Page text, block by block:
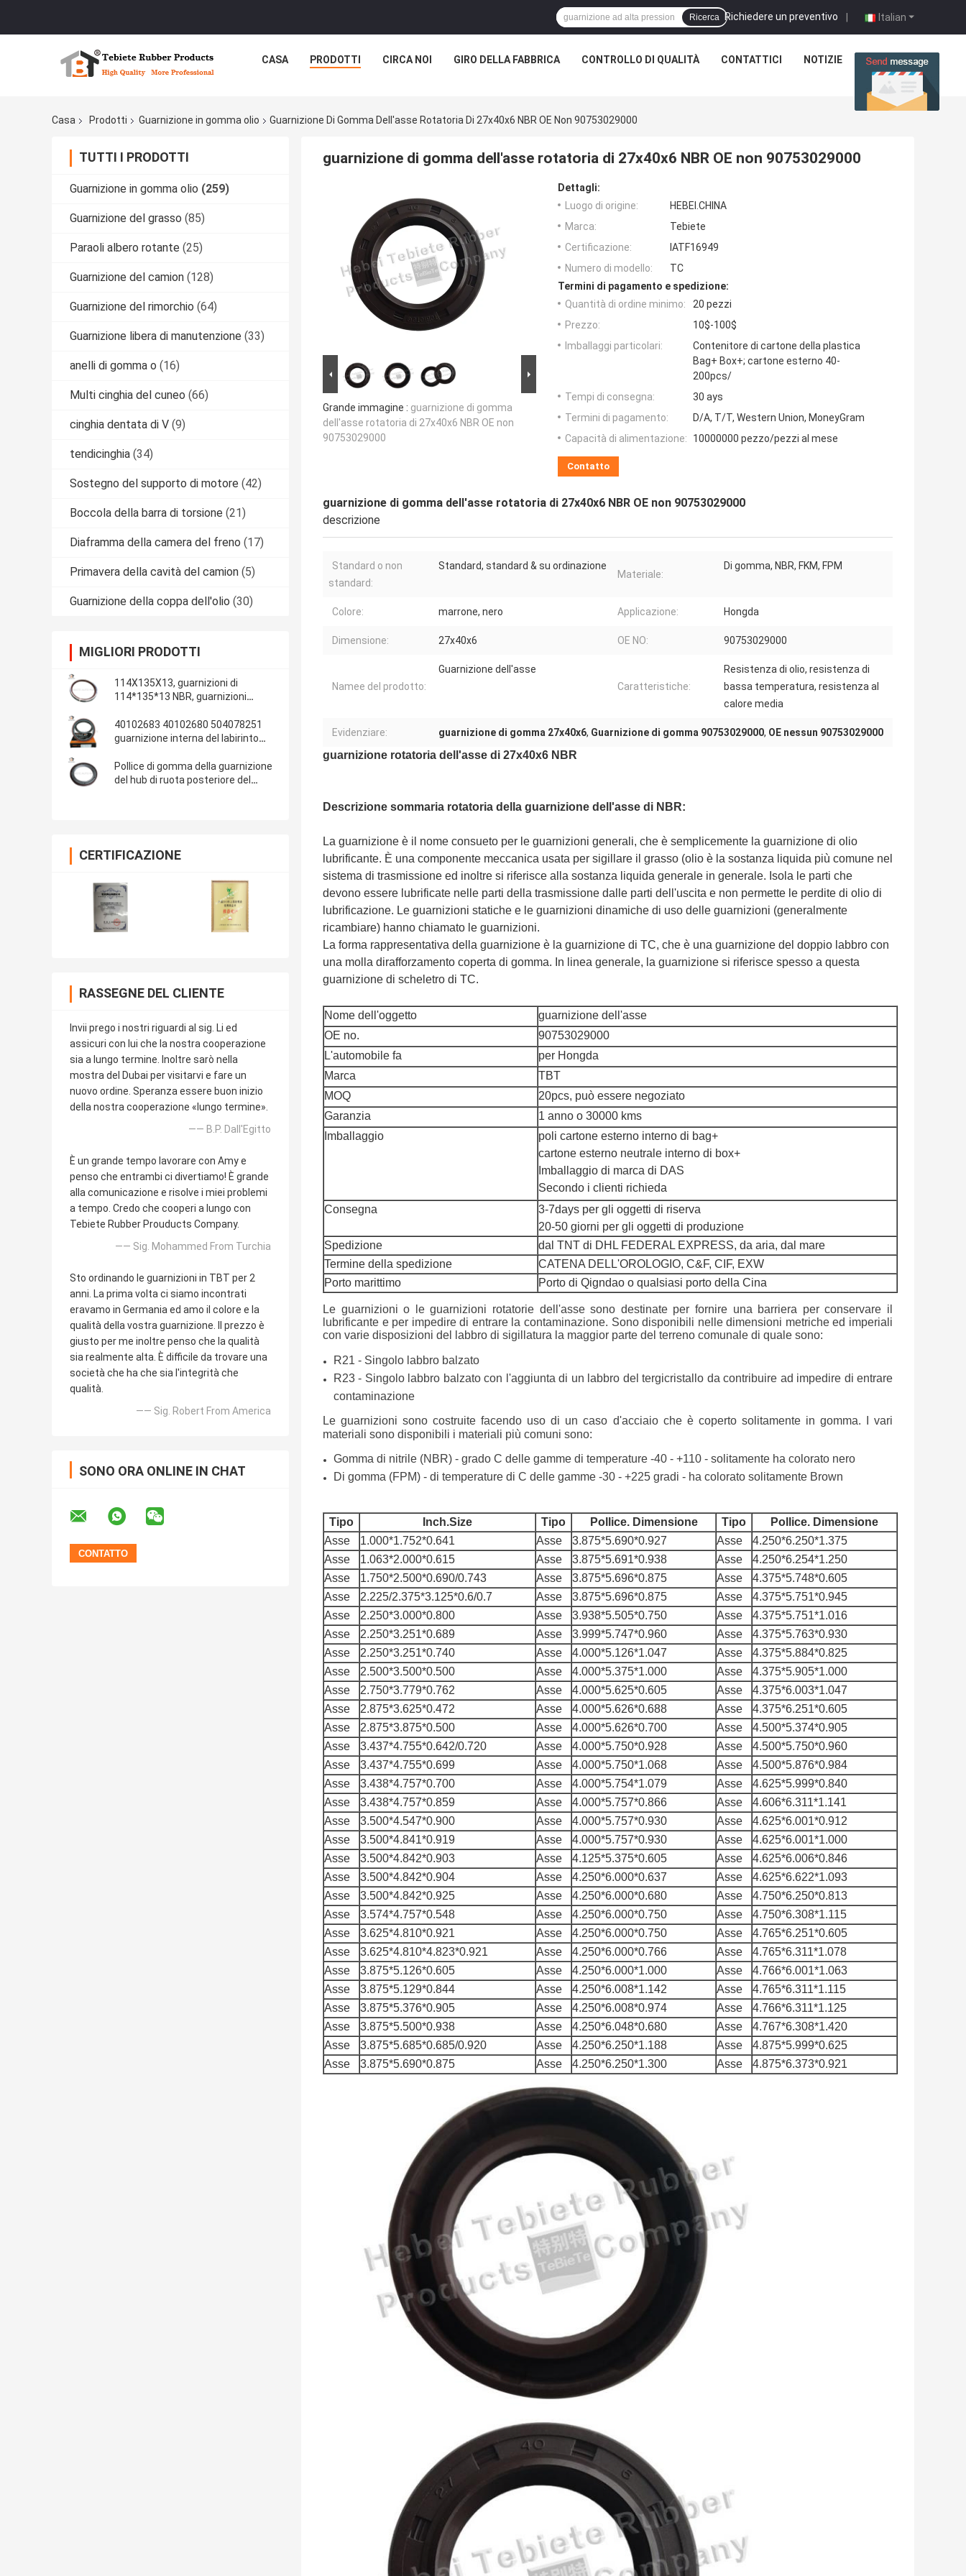
Italian
Richiedere un preventivo |
Ricerca
CASA PRODOTTI CIRCA NOI GIRO DELLA FABBRICA CONTROLLO DI QUALITÀ CONTATTICI NOTIZIE CASI
Casa Prodotti Guarnizione in gomma olio Guarnizione Di Gomma Dell'asse Rotatoria Di 27x40x6 NBR OE Non 90753029000
TUTTI I PRODOTTI
Guarnizione in gomma olio (259)
Guarnizione del grasso (85)
Paraoli albero rotante (25)
Guarnizione del camion (128)
Guarnizione del rimorchio (64)
Guarnizione libera di manutenzione (33)
anelli di gomma o (16)
Multi cinghia del cuneo (66)
cinghia dentata di V (9)
tendicinghia (34)
Sostegno del supporto di motore (42)
Boccola della barra di torsione (21)
Diaframma della camera del freno (17)
Primavera della cavità del camion (5)
Guarnizione della coppa dell'olio (30)
MIGLIORI PRODOTTI
114X135X13, guarnizioni di
114*135*13 NBR, guarnizioni
materiale delle guarnizioni: NBR
40102683 40102680 504078251
guarnizione interna del labirinto
gomito di IVECO 100*130*13/14
Pollice di gomma della guarnizione
del hub di ruota posteriore del
CERTIFICAZIONE
RASSEGNE DEL CLIENTE
Invii prego i nostri riguardi al sig. Li ed
assicuri con lui che la nostra cooperazione
sia a lungo termine. Inoltre sarò nella
mostra del Dubai per visitarvi e fare un
nuovo ordine. Speranza essere buon inizio
della nostra cooperazione «lungo termine».
—— B.P. Dall'Egitto
È un grande tempo lavorare con Amy e
penso che entrambi ci divertiamo! È grande
alla comunicazione e risolve i miei problemi
a tempo. Credo che cooperi a lungo con
Tebiete Rubber Prouducts Company.
—— Sig. Mohammed From Turchia
Sto ordinando le guarnizioni in TBT per 2
anni. La prima volta ci siamo incontrati
eravamo in Germania ed amo il colore e la
qualità della vostra guarnizione. Il prezzo è
giusto per me inoltre penso che la qualità
sia realmente alta. È difficile da trovare una
società che ha che sia l'integrità che
qualità.
—— Sig. Robert From America
SONO ORA ONLINE IN CHAT
guarnizione di gomma dell'asse rotatoria di 27x40x6 NBR OE non 90753029000
Grande immagine : guarnizione di gomma
dell'asse rotatoria di 27x40x6 NBR OE non
90753029000
Dettagli:
Luogo di origine:
HEBEI.CHINA
Marca:
Tebiete
Certificazione:
IATF16949
Numero di modello:
TC
Termini di pagamento e spedizione:
Quantità di ordine minimo:
20 pezzi
Prezzo:
10$-100$
Imballaggi particolari:
Contenitore di cartone della plastica
Bag+ Box+; cartone esterno 40-
200pcs/
Tempi di consegna:
30 ays
Termini di pagamento:
D/A, T/T, Western Union, MoneyGram
Capacità di alimentazione:
10000000 pezzo/pezzi al mese
Contatto
guarnizione di gomma dell'asse rotatoria di 27x40x6 NBR OE non 90753029000
descrizione
Standard o non
standard:
Standard, standard & su ordinazione
Materiale:
Di gomma, NBR, FKM, FPM
Colore: marrone, nero Applicazione: Hongda
Dimensione: 27x40x6 OE NO: 90753029000
Namee del prodotto:
Guarnizione dell'asse
Caratteristiche:
Resistenza di olio, resistenza di
bassa temperatura, resistenza al
calore media
Evidenziare: guarnizione di gomma 27x40x6, Guarnizione di gomma 90753029000, OE nessun 90753029000
guarnizione rotatoria dell'asse di 27x40x6 NBR
Descrizione sommaria rotatoria della guarnizione dell'asse di NBR:
La guarnizione è il nome consueto per le guarnizioni generali, che è semplicemente la guarnizione di olio
lubrificante. È una componente meccanica usata per sigillare il grasso (olio è la sostanza liquida più comune nel
sistema di trasmissione ed inoltre si riferisce alla sostanza liquida generale in generale. Isola le parti che
devono essere lubrificate nelle parti della trasmissione dalle parti dell'uscita e non permette le perdite di olio di
lubrificazione. Le guarnizioni statiche e le guarnizioni dinamiche di uso delle guarnizioni (generalmente
ricambiare) hanno chiamato le guarnizioni.
La forma rappresentativa della guarnizione è la guarnizione di TC, che è una guarnizione del doppio labbro con
una molla dirafforzamento coperta di gomma. In linea generale, la guarnizione si riferisce spesso a questa
guarnizione di scheletro di TC.
Nome dell'oggetto
guarnizione dell'asse
OE no.
90753029000
L'automobile fa
per Hongda
Marca
TBT
MOQ
20pcs, può essere negoziato
Garanzia
1 anno o 30000 kms
Imballaggio
poli cartone esterno interno di bag+
cartone esterno neutrale interno di box+
Imballaggio di marca di DAS
Secondo i clienti richieda
Consegna
3-7days per gli oggetti di riserva
20-50 giorni per gli oggetti di produzione
Spedizione
dal TNT di DHL FEDERAL EXPRESS, da aria, dal mare
Termine della spedizione
CATENA DELL'OROLOGIO, C&F, CIF, EXW
Porto marittimo
Porto di Qigndao o qualsiasi porto della Cina
Le guarnizioni o le guarnizioni rotatorie dell'asse sono destinate per fornire una barriera per conservare il
lubrificante e per impedire di entrare la contaminazione. Sono disponibili nelle dimensioni metriche ed imperiali
con varie disposizioni del labbro di sigillatura la maggior parte del terreno comunale di quale sono:
R21 - Singolo labbro balzato
R23 - Singolo labbro balzato con l'aggiunta di un labbro del tergicristallo da contribuire ad impedire di entrare
contaminazione
Le guarnizioni sono costruite facendo uso di un caso d'acciaio che è coperto solitamente in gomma. I vari
materiali sono disponibili i materiali più comuni sono:
Gomma di nitrile (NBR) - grado C delle gamme di temperature -40 - +110 - solitamente ha colorato nero
Di gomma (FPM) - di temperature di C delle gamme -30 - +225 gradi - ha colorato solitamente Brown
Tipo Inch.Size Tipo Pollice. Dimensione Tipo
Pollice. Dimensione
Asse
1.000*1.752*0.641 Asse 3.875*5.690*0.927 Asse
4.250*6.250*1.375
Asse
1.063*2.000*0.615 Asse 3.875*5.691*0.938 Asse
4.250*6.254*1.250
Asse
1.750*2.500*0.690/0.743 Asse 3.875*5.696*0.875 Asse
4.375*5.748*0.605
Asse
2.225/2.375*3.125*0.6/0.7 Asse 3.875*5.696*0.875 Asse
4.375*5.751*0.945
Asse
2.250*3.000*0.800 Asse 3.938*5.505*0.750 Asse
4.375*5.751*1.016
Asse
2.250*3.251*0.689 Asse 3.999*5.747*0.960 Asse
4.375*5.763*0.930
Asse
2.250*3.251*0.740 Asse 4.000*5.126*1.047 Asse
4.375*5.884*0.825
Asse
2.500*3.500*0.500 Asse 4.000*5.375*1.000 Asse
4.375*5.905*1.000
Asse
2.750*3.779*0.762 Asse 4.000*5.625*0.605 Asse
4.375*6.003*1.047
Asse
2.875*3.625*0.472 Asse 4.000*5.626*0.688 Asse
4.375*6.251*0.605
Asse
2.875*3.875*0.500 Asse 4.000*5.626*0.700 Asse
4.500*5.374*0.905
Asse
3.437*4.755*0.642/0.720 Asse 4.000*5.750*0.928 Asse
4.500*5.750*0.960
Asse
3.437*4.755*0.699 Asse 4.000*5.750*1.068 Asse
4.500*5.876*0.984
Asse
3.438*4.757*0.700 Asse 4.000*5.754*1.079 Asse
4.625*5.999*0.840
Asse
3.438*4.757*0.859 Asse 4.000*5.757*0.866 Asse
4.606*6.311*1.141
Asse
3.500*4.547*0.900 Asse 4.000*5.757*0.930 Asse
4.625*6.001*0.912
Asse
3.500*4.841*0.919 Asse 4.000*5.757*0.930 Asse
4.625*6.001*1.000
Asse
3.500*4.842*0.903 Asse 4.125*5.375*0.605 Asse
4.625*6.006*0.846
Asse
3.500*4.842*0.904 Asse 4.250*6.000*0.637 Asse
4.625*6.622*1.093
Asse
3.500*4.842*0.925 Asse 4.250*6.000*0.680 Asse
4.750*6.250*0.813
Asse
3.574*4.757*0.548 Asse 4.250*6.000*0.750 Asse
4.750*6.308*1.115
Asse
3.625*4.810*0.921 Asse 4.250*6.000*0.750 Asse
4.765*6.251*0.605
Asse
3.625*4.810*4.823*0.921 Asse 4.250*6.000*0.766 Asse
4.765*6.311*1.078
Asse
3.875*5.126*0.605 Asse 4.250*6.000*1.000 Asse
4.766*6.001*1.063
Asse
3.875*5.129*0.844 Asse 4.250*6.008*1.142 Asse
4.765*6.311*1.115
Asse
3.875*5.376*0.905 Asse 4.250*6.008*0.974 Asse
4.766*6.311*1.125
Asse
3.875*5.500*0.938 Asse 4.250*6.048*0.680 Asse
4.767*6.308*1.420
Asse
3.875*5.685*0.685/0.920 Asse 4.250*6.250*1.188 Asse
4.875*5.999*0.625
Asse
3.875*5.690*0.875 Asse 4.250*6.250*1.300 Asse 4.875*6.373*0.921